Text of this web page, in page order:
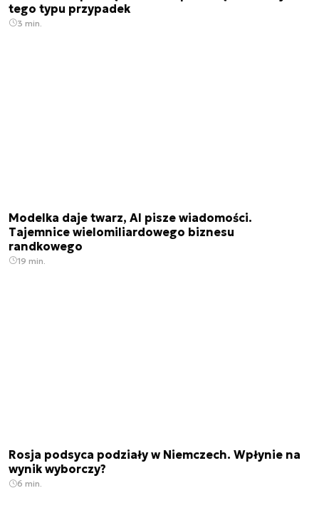
tego typu przypadek
3 min.
Modelka daje twarz, AI pisze wiadomości.
Tajemnice wielomiliardowego biznesu
randkowego
19 min.
Rosja podsyca podziały w Niemczech. Wpłynie na
wynik wyborczy?
6 min.